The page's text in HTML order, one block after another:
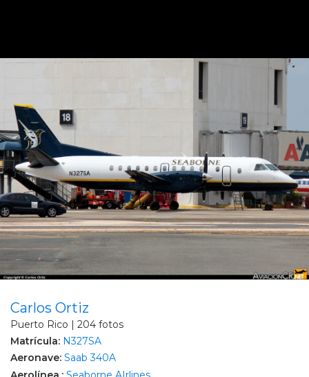
Carlos Ortiz
Puerto Rico | 204 fotos
Matrícula: N327SA
Aeronave: Saab 340A